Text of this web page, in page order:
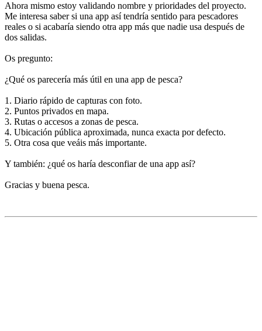
Ahora mismo estoy validando nombre y prioridades del proyecto.
Me interesa saber si una app así tendría sentido para pescadores
reales o si acabaría siendo otra app más que nadie usa después de
dos salidas.
Os pregunto:
¿Qué os parecería más útil en una app de pesca?
1. Diario rápido de capturas con foto.
2. Puntos privados en mapa.
3. Rutas o accesos a zonas de pesca.
4. Ubicación pública aproximada, nunca exacta por defecto.
5. Otra cosa que veáis más importante.
Y también: ¿qué os haría desconfiar de una app así?
Gracias y buena pesca.